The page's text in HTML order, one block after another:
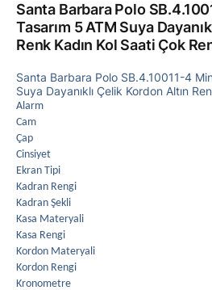
Santa Barbara Polo
Tasarım 5 ATM Suya
Renk Kadın Kol Saati Çok
Santa Barbara Polo SB.4.10011-4
Suya Dayanıklı Çelik Kordon Altın
Alarm
Cam
Çap
Cinsiyet
Ekran Tipi
Kadran Rengi
Kadran Şekli
Kasa Materyali
Kasa Rengi
Kordon Materyali
Kordon Rengi
Kronometre